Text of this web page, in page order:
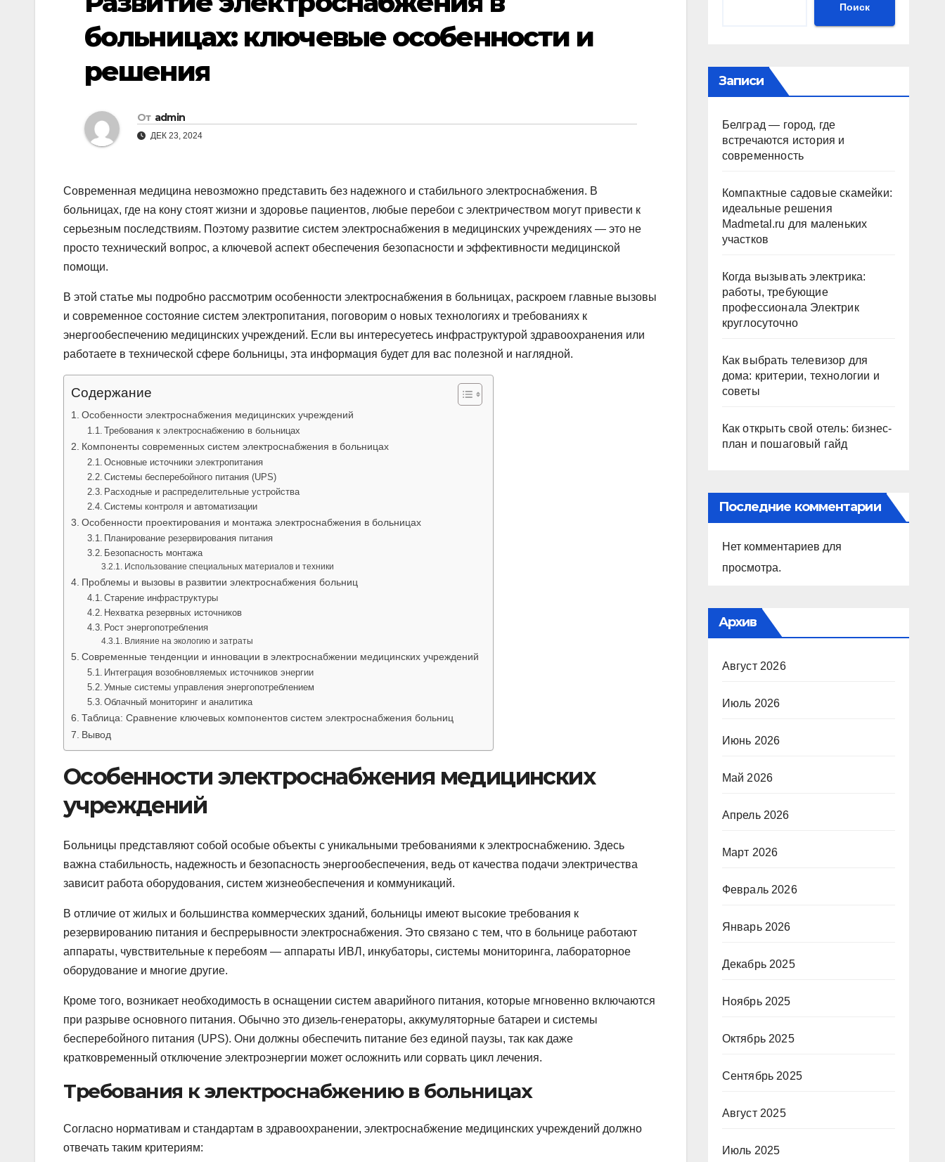
больницах: ключевые особенности и
решения
От admin
ДЕК 23, 2024
Современная медицина невозможно представить без надежного и стабильного электроснабжения. В
больницах, где на кону стоят жизни и здоровье пациентов, любые перебои с электричеством могут привести к
серьезным последствиям. Поэтому развитие систем электроснабжения в медицинских учреждениях — это не
просто технический вопрос, а ключевой аспект обеспечения безопасности и эффективности медицинской
помощи.
В этой статье мы подробно рассмотрим особенности электроснабжения в больницах, раскроем главные вызовы
и современное состояние систем электропитания, поговорим о новых технологиях и требованиях к
энергообеспечению медицинских учреждений. Если вы интересуетесь инфраструктурой здравоохранения или
работаете в технической сфере больницы, эта информация будет для вас полезной и наглядной.
Содержание
Особенности электроснабжения медицинских учреждений
Требования к электроснабжению в больницах
Компоненты современных систем электроснабжения в больницах
Основные источники электропитания
Системы бесперебойного питания (UPS)
Расходные и распределительные устройства
Системы контроля и автоматизации
Особенности проектирования и монтажа электроснабжения в больницах
Планирование резервирования питания
Безопасность монтажа
Использование специальных материалов и техники
Проблемы и вызовы в развитии электроснабжения больниц
Старение инфраструктуры
Нехватка резервных источников
Рост энергопотребления
Влияние на экологию и затраты
Современные тенденции и инновации в электроснабжении медицинских учреждений
Интеграция возобновляемых источников энергии
Умные системы управления энергопотреблением
Облачный мониторинг и аналитика
Таблица: Сравнение ключевых компонентов систем электроснабжения больниц
Вывод
Особенности электроснабжения медицинских
учреждений
Больницы представляют собой особые объекты с уникальными требованиями к электроснабжению. Здесь
важна стабильность, надежность и безопасность энергообеспечения, ведь от качества подачи электричества
зависит работа оборудования, систем жизнеобеспечения и коммуникаций.
В отличие от жилых и большинства коммерческих зданий, больницы имеют высокие требования к
резервированию питания и беспрерывности электроснабжения. Это связано с тем, что в больнице работают
аппараты, чувствительные к перебоям — аппараты ИВЛ, инкубаторы, системы мониторинга, лабораторное
оборудование и многие другие.
Кроме того, возникает необходимость в оснащении систем аварийного питания, которые мгновенно включаются
при разрыве основного питания. Обычно это дизель-генераторы, аккумуляторные батареи и системы
бесперебойного питания (UPS). Они должны обеспечить питание без единой паузы, так как даже
кратковременный отключение электроэнергии может осложнить или сорвать цикл лечения.
Требования к электроснабжению в больницах
Согласно нормативам и стандартам в здравоохранении, электроснабжение медицинских учреждений должно
отвечать таким критериям:
Поиск
Записи
Белград — город, где
встречаются история и
современность
Компактные садовые скамейки:
идеальные решения
Madmetal.ru для маленьких
участков
Когда вызывать электрика:
работы, требующие
профессионала Электрик
круглосуточно
Как выбрать телевизор для
дома: критерии, технологии и
советы
Как открыть свой отель: бизнес-
план и пошаговый гайд
Последние комментарии
Нет комментариев для
просмотра.
Архив
Август 2026
Июль 2026
Июнь 2026
Май 2026
Апрель 2026
Март 2026
Февраль 2026
Январь 2026
Декабрь 2025
Ноябрь 2025
Октябрь 2025
Сентябрь 2025
Август 2025
Июль 2025